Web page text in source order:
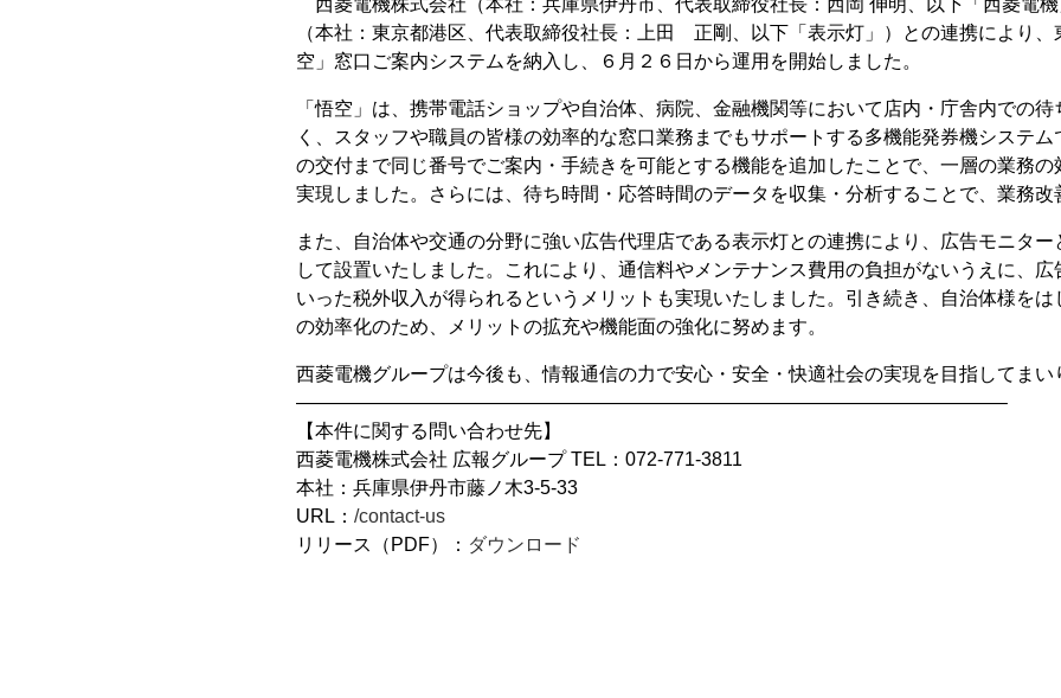
西菱電機株式会社（本社：兵庫県伊丹市、代表取締役社長：西岡 伸明、以下「西菱電
（本社：東京都港区、代表取締役社長：上田 正剛、以下「表示灯」）との連携により
空」窓口ご案内システムを納入し、６月２６日から運用を開始しました。
「悟空」は、携帯電話ショップや自治体、病院、金融機関等において店内・庁舎内での
く、スタッフや職員の皆様の効率的な窓口業務までもサポートする多機能発券機システ
の交付まで同じ番号でご案内・手続きを可能とする機能を追加したことで、一層の業務
実現しました。さらには、待ち時間・応答時間のデータを収集・分析することで、業務改
また、自治体や交通の分野に強い広告代理店である表示灯との連携により、広告モニタ
して設置いたしました。これにより、通信料やメンテナンス費用の負担がないうえに、
いった税外収入が得られるというメリットも実現いたしました。引き続き、自治体様を
の効率化のため、メリットの拡充や機能面の強化に努めます。
西菱電機グループは今後も、情報通信の力で安心・安全・快適社会の実現を目指してまい
—————————————————————————————————————–
【本件に関する問い合わせ先】
西菱電機株式会社 広報グループ TEL：072-771-3811
本社：兵庫県伊丹市藤ノ木3-5-33
URL： /contact-us
リリース（PDF）： ダウンロード